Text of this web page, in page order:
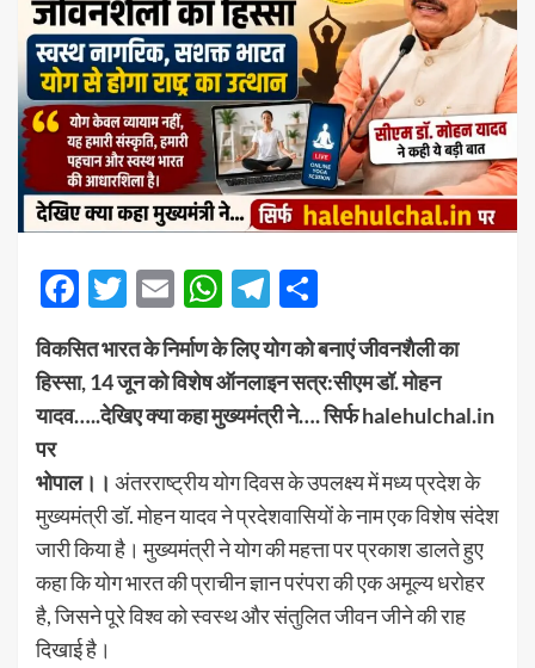
Facebook
Twitter
EmailWhatsApp
Telegram
विकसित भारत के निर्माण के लिए योग को बनाएं जीवनशैली का
हिस्सा, 14 जून को विशेष ऑनलाइन सत्र:सीएम डॉ. मोहन
यादव…..देखिए क्या कहा मुख्यमंत्री ने…. सिर्फ halehulchal.in
पर
भोपाल।। अंतरराष्ट्रीय योग दिवस के उपलक्ष्य में मध्य प्रदेश के
मुख्यमंत्री डॉ. मोहन यादव ने प्रदेशवासियों के नाम एक विशेष संदेश
जारी किया है। मुख्यमंत्री ने योग की महत्ता पर प्रकाश डालते हुए
कहा कि योग भारत की प्राचीन ज्ञान परंपरा की एक अमूल्य धरोहर
है, जिसने पूरे विश्व को स्वस्थ और संतुलित जीवन जीने की राह
दिखाई है।